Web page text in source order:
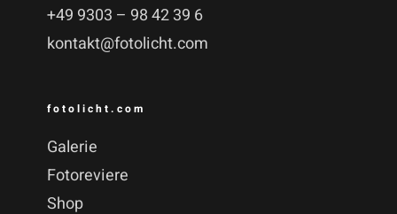
+49 9303 – 98 42 39 6
kontakt@fotolicht.com
fotolicht.com
Galerie
Fotoreviere
Shop